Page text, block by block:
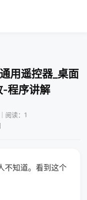
用遥控器_桌面
-程序讲解
阅读：1
不知道。看到这个